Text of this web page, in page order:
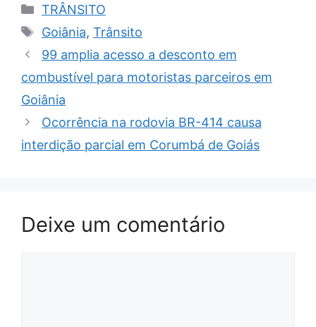
Categorias
TRÂNSITO
Tags
Goiânia, Trânsito
99 amplia acesso a desconto em
combustível para motoristas parceiros em
Goiânia
Ocorrência na rodovia BR-414 causa
interdição parcial em Corumbá de Goiás
Deixe um comentário